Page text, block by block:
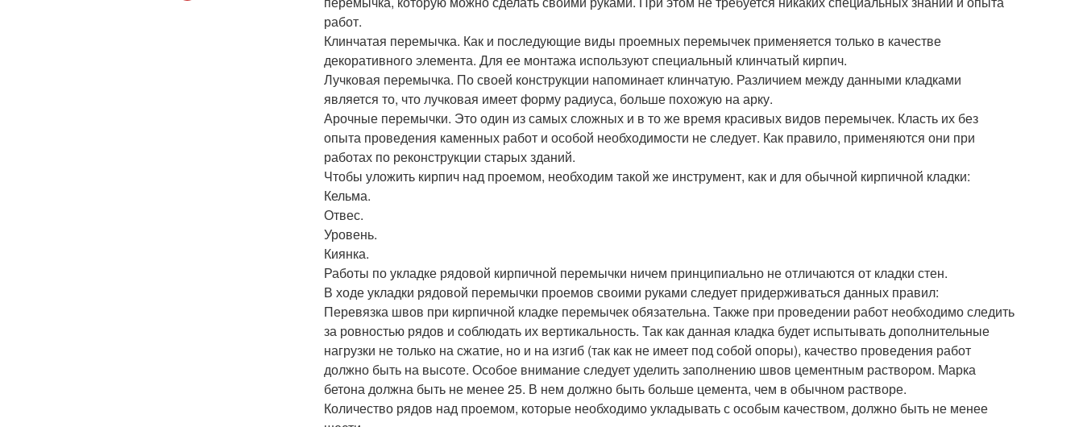
работ.
Клинчатая перемычка. Как и последующие виды проемных перемычек применяется только в качестве
декоративного элемента. Для ее монтажа используют специальный клинчатый кирпич.
Лучковая перемычка. По своей конструкции напоминает клинчатую. Различием между данными кладками
является то, что лучковая имеет форму радиуса, больше похожую на арку.
Арочные перемычки. Это один из самых сложных и в то же время красивых видов перемычек. Класть их без
опыта проведения каменных работ и особой необходимости не следует. Как правило, применяются они при
работах по реконструкции старых зданий.
Чтобы уложить кирпич над проемом, необходим такой же инструмент, как и для обычной кирпичной кладки:
Кельма.
Отвес.
Уровень.
Киянка.
Работы по укладке рядовой кирпичной перемычки ничем принципиально не отличаются от кладки стен.
В ходе укладки рядовой перемычки проемов своими руками следует придерживаться данных правил:
Перевязка швов при кирпичной кладке перемычек обязательна. Также при проведении работ необходимо следить
за ровностью рядов и соблюдать их вертикальность. Так как данная кладка будет испытывать дополнительные
нагрузки не только на сжатие, но и на изгиб (так как не имеет под собой опоры), качество проведения работ
должно быть на высоте. Особое внимание следует уделить заполнению швов цементным раствором. Марка
бетона должна быть не менее 25. В нем должно быть больше цемента, чем в обычном растворе.
Количество рядов над проемом, которые необходимо укладывать с особым качеством, должно быть не менее